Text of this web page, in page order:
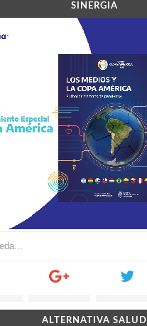
SINERGIA
ALTERNATIVA SALUD